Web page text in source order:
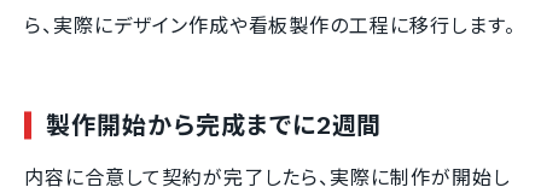
ら、実際にデザイン作成や看板製作の工程に移行します。
製作開始から完成までに2週間
内容に合意して契約が完了したら、実際に制作が開始し